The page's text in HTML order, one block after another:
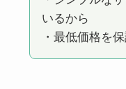
いるから
・最低価格を